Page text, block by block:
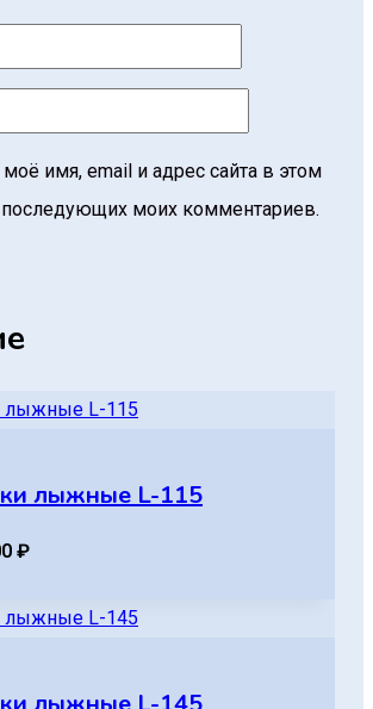
имя, email и адрес сайта в этом
последующих моих комментариев.
лыжные L-115
₽